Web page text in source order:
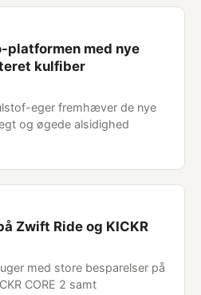
platformen med nye
kulfiber
eger fremhæver de nye
og øgede alsidighed
Zwift Ride og KICKR
med store besparelser på
CORE 2 samt